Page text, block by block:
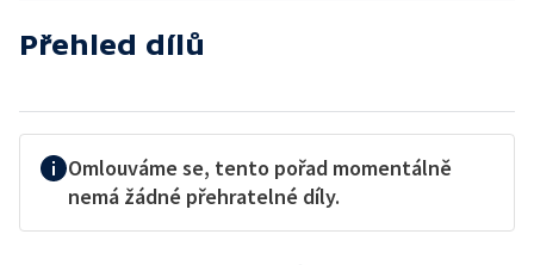
Přehled dílů
Omlouváme se, tento pořad momentálně
nemá žádné přehratelné díly.